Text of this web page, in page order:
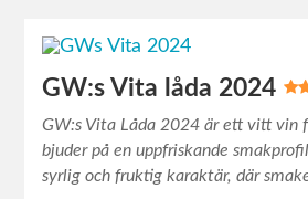
GW:s Vita låda 2024
GW:s Vita Låda 2024 är ett vitt vin
bjuder på en uppfriskande
syrlig och fruktig karaktär, där